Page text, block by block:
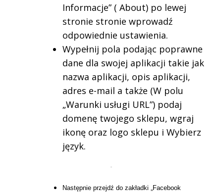
Informacje” ( About) po lewej
stronie stronie wprowadź
odpowiednie ustawienia.
Wypełnij pola podając poprawne
dane dla swojej aplikacji takie jak
nazwa aplikacji, opis aplikacji,
adres e-mail a także (W polu
„Warunki usługi URL”) podaj
domenę twojego sklepu, wgraj
ikonę oraz logo sklepu i Wybierz
język.
Następnie przejdź do zakładki „Facebook